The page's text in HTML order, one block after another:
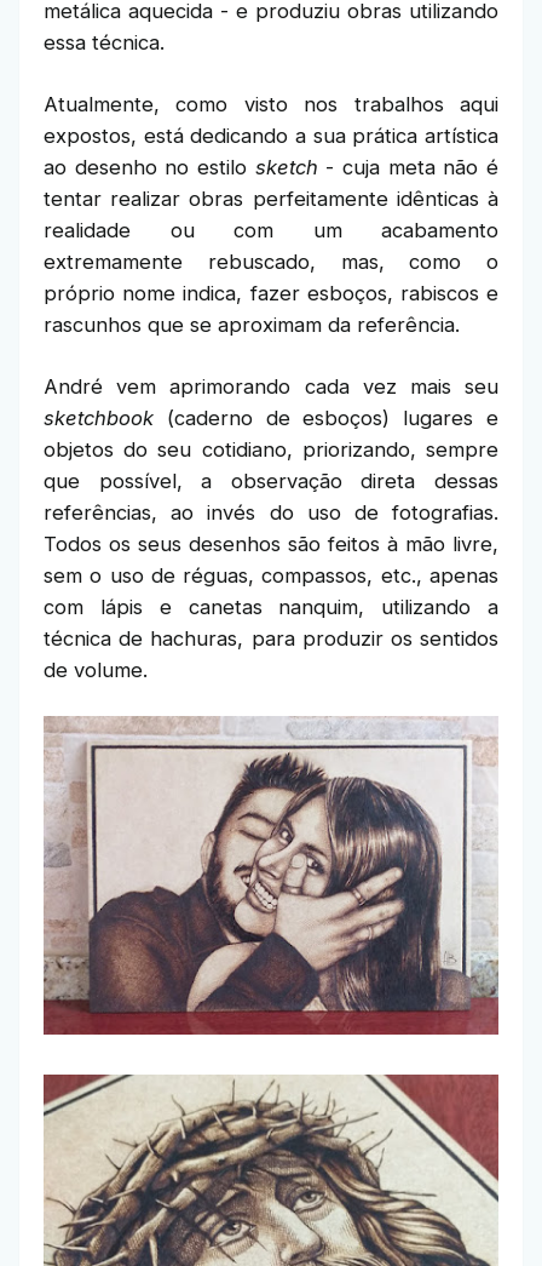
metálica aquecida - e produziu obras utilizando
essa técnica.
Atualmente, como visto nos trabalhos aqui
expostos, está dedicando a sua prática artística
ao desenho no estilo sketch - cuja meta não é
tentar realizar obras perfeitamente idênticas à
realidade ou com um acabamento
extremamente rebuscado, mas, como o
próprio nome indica, fazer esboços, rabiscos e
rascunhos que se aproximam da referência.
André vem aprimorando cada vez mais seu
sketchbook (caderno de esboços) lugares e
objetos do seu cotidiano, priorizando, sempre
que possível, a observação direta dessas
referências, ao invés do uso de fotografias.
Todos os seus desenhos são feitos à mão livre,
sem o uso de réguas, compassos, etc., apenas
com lápis e canetas nanquim, utilizando a
técnica de hachuras, para produzir os sentidos
de volume.